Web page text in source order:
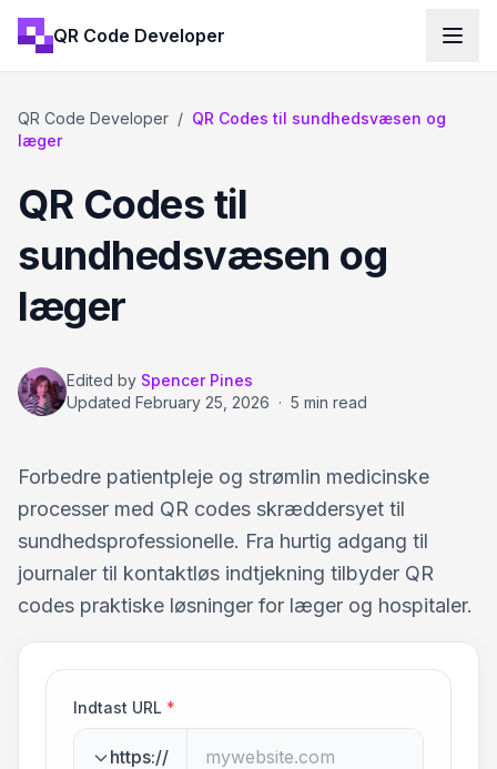
QR Code Developer
QR Code Developer / QR Codes til sundhedsvæsen og
læger
QR Codes til
sundhedsvæsen og
læger
Edited by Spencer Pines
Updated February 25, 2026 · 5 min read
Forbedre patientpleje og strømlin medicinske
processer med QR codes skræddersyet til
sundhedsprofessionelle. Fra hurtig adgang til
journaler til kontaktløs indtjekning tilbyder QR
codes praktiske løsninger for læger og hospitaler.
Indtast URL *
https://